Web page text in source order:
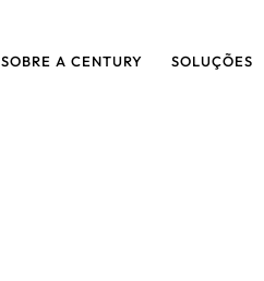
SOBRE A CENTURY SOLUÇÕES